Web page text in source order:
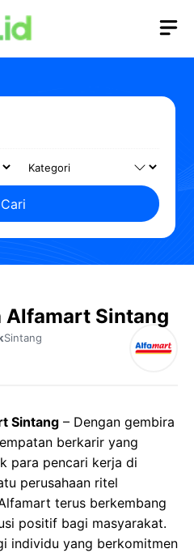
Cari
Alfamart Sintang
Sintang
Sintang – Dengan gembira
berkarir yang
para pencari kerja di
perusahaan ritel
terus berkembang
positif bagi masyarakat.
individu yang berkomitmen